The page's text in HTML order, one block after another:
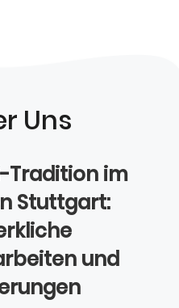
Uns
Tradition im
Stuttgart:
und